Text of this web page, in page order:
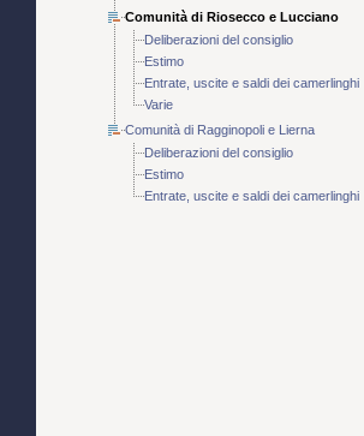
Comunità di Riosecco e Lucciano
Deliberazioni del consiglio
Estimo
Entrate, uscite e saldi dei camerlinghi
Varie
Comunità di Ragginopoli e Lierna
Deliberazioni del consiglio
Estimo
Entrate, uscite e saldi dei camerlinghi